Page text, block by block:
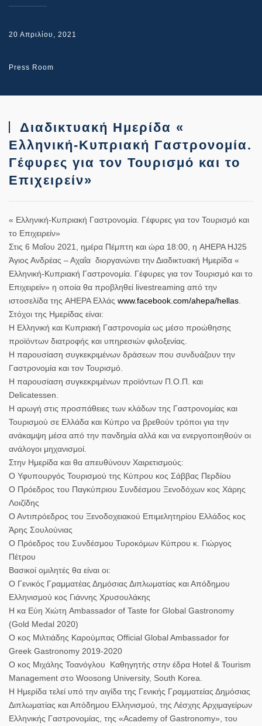
20 Απριλίου, 2021
Press Room
Διαδικτυακή Ημερίδα «
Ελληνική-Κυπριακή Γαστρονομία.
Γέφυρες για τον Τουρισμό και το
Επιχειρείν»
« Ελληνική-Κυπριακή Γαστρονομία. Γέφυρες για τον Τουρισμό και
το Επιχειρείν»
Στις 6 Μαΐου 2021, ημέρα Πέμπτη και ώρα 18:00, η AHEPA HJ25
Άγιος Ανδρέας – Αχαΐα διοργανώνει την Διαδικτυακή Ημερίδα «
Ελληνική-Κυπριακή Γαστρονομία. Γέφυρες για τον Τουρισμό και το
Επιχειρείν» η οποία θα προβληθεί livestreaming από την
ιστοσελίδα της AHEPA Ελλάς www.facebook.com/ahepa/hellas
Στόχοι της Ημερίδας είναι:
Η Ελληνική και Κυπριακή Γαστρονομία ως μέσο προώθησης
προϊόντων διατροφής και υπηρεσιών φιλοξενίας.
Η παρουσίαση συγκεκριμένων δράσεων που συνδυάζουν την
Γαστρονομία και τον Τουρισμό.
Η παρουσίαση συγκεκριμένων προϊόντων Π.Ο.Π. και
Delicatessen.
Η αρωγή στις προσπάθειες των κλάδων της Γαστρονομίας και
Τουρισμού σε Ελλάδα και Κύπρο να βρεθούν τρόποι για την
ανάκαμψη μέσα από την πανδημία αλλά και να ενεργοποιηθούν οι
ανάλογοι μηχανισμοί.
Στην Ημερίδα και θα απευθύνουν Χαιρετισμούς:
Ο Υφυπουργός Τουρισμού της Κύπρου κος Σάββας Περδίου
Ο Πρόεδρος του Παγκύπριου Συνδέσμου Ξενοδόχων κος Χάρης
Λοιζίδης
Ο Αντιπρόεδρος του Ξενοδοχειακού Επιμελητηρίου Ελλάδος κος
Άρης Σουλούνιας
Ο Πρόεδρος του Συνδέσμου Τυροκόμων Κύπρου κ. Γιώργος
Πέτρου
Βασικοί ομιλητές θα είναι οι:
O Γενικός Γραμματέας Δημόσιας Διπλωματίας και Απόδημου
Ελληνισμού κος Γιάννης Χρυσουλάκης
Η κα Εύη Χιώτη Ambassador of Taste for Global Gastronomy
(Gold Medal 2020)
Ο κος Μιλτιάδης Καρούμπας Official Global Ambassador for
Greek Gastronomy 2019-2020
Ο κος Μιχάλης Τοανόγλου Καθηγητής στην έδρα Hotel & Tourism
Management στο Woosong University, South Korea.
Η Ημερίδα τελεί υπό την αιγίδα της Γενικής Γραμματείας Δημόσιας
Διπλωματίας και Απόδημου Ελληνισμού, της Λέσχης Αρχιμαγείρων
Ελληνικής Γαστρονομίας, της «Academy of Gastronomy», του